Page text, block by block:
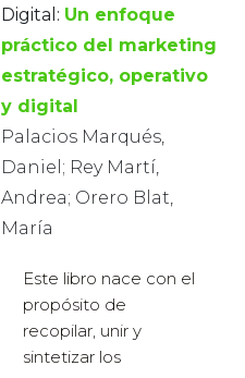
Digital: Un enfoque
práctico del marketing
estratégico, operativo
y digital
Palacios Marqués,
Daniel; Rey Martí,
Andrea; Orero Blat,
María
Este libro nace con el
propósito de
recopilar, unir y
sintetizar los